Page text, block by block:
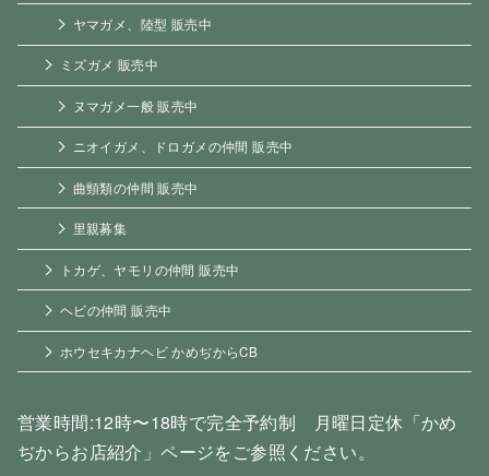
ヤマガメ、陸型 販売中
ミズガメ 販売中
ヌマガメ一般 販売中
ニオイガメ、ドロガメの仲間 販売中
曲頸類の仲間 販売中
里親募集
トカゲ、ヤモリの仲間 販売中
ヘビの仲間 販売中
ホウセキカナヘビ かめぢからCB
営業時間:12時〜18時で完全予約制 月曜日定休「かめ
ぢからお店紹介」ページをご参照ください。